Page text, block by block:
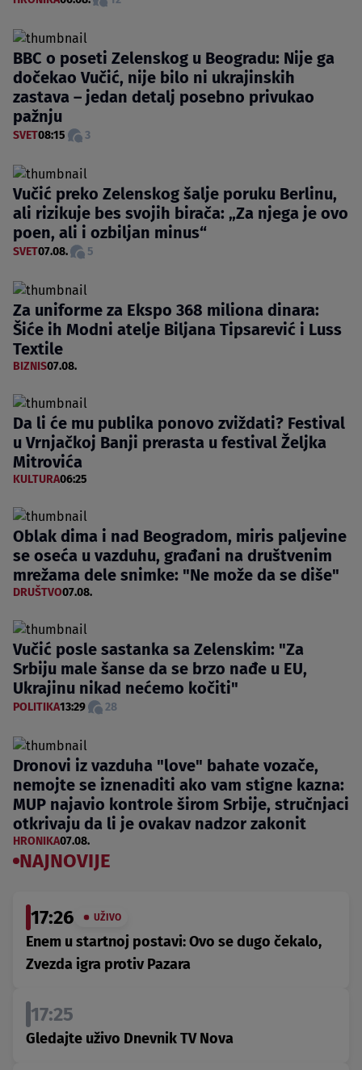
BBC o poseti Zelenskog u Beogradu: Nije ga
dočekao Vučić, nije bilo ni ukrajinskih
zastava – jedan detalj posebno privukao
pažnju
SVET08:15 3
Vučić preko Zelenskog šalje poruku Berlinu,
ali rizikuje bes svojih birača: „Za njega je ovo
poen, ali i ozbiljan minus“
SVET07.08. 5
Za uniforme za Ekspo 368 miliona dinara:
Šiće ih Modni atelje Biljana Tipsarević i Luss
Textile
BIZNIS07.08.
Da li će mu publika ponovo zviždati? Festival
u Vrnjačkoj Banji prerasta u festival Željka
Mitrovića
KULTURA06:25
Oblak dima i nad Beogradom, miris paljevine
se oseća u vazduhu, građani na društvenim
mrežama dele snimke: "Ne može da se diše"
DRUŠTVO07.08.
Vučić posle sastanka sa Zelenskim: "Za
Srbiju male šanse da se brzo nađe u EU,
Ukrajinu nikad nećemo kočiti"
POLITIKA13:29 28
Dronovi iz vazduha "love" bahate vozače,
nemojte se iznenaditi ako vam stigne kazna:
MUP najavio kontrole širom Srbije, stručnjaci
otkrivaju da li je ovakav nadzor zakonit
HRONIKA07.08.
NAJNOVIJE
17:26 UŽIVO
Enem u startnoj postavi: Ovo se dugo čekalo,
Zvezda igra protiv Pazara
17:25
Gledajte uživo Dnevnik TV Nova